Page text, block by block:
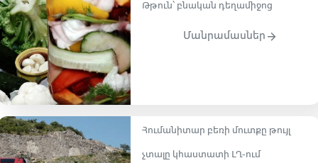
Թթուն՝ բնական դեղամիջոց
Մանրամասներ
Հումանիտար բեռի մուտքը թույլ
չտալը կհաստատի ԼՂ-ում